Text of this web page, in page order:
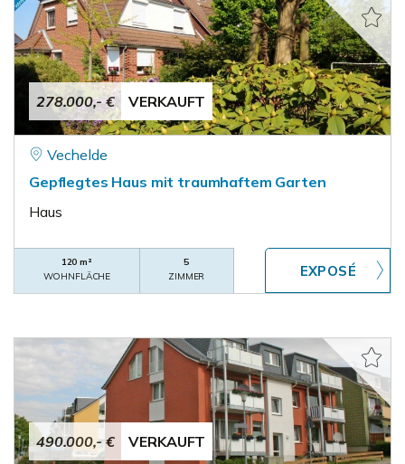
278.000,- € VERKAUFT
Vechelde
Gepflegtes Haus mit traumhaftem Garten
Haus
120 m²
WOHNFLÄCHE
5
ZIMMER
490.000,- € VERKAUFT